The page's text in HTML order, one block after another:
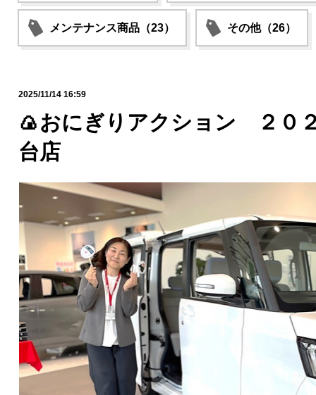
メンテナンス商品（23） その他（26）
2025/11/14 16:59
🍙おにぎりアクション ２０
台店